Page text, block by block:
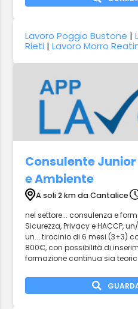
Lavoro Poggio Bustone |
Rieti |Lavoro Morro
Consulente
e Ambiente
A soli 2 km da Cantalice
nel settore... consulenza e
Sicurezza, Privacy e HACCP,
un... tirocinio di 6 mesi (3+3)
800€, con possibilità di
formazione continua sia